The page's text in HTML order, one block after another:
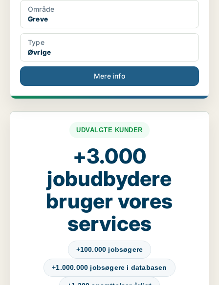
Område
Greve
Type
Øvrige
Mere info
UDVALGTE KUNDER
+3.000
jobudbydere
bruger vores
services
+100.000 jobsøgere
+1.000.000 jobsøgere i databasen